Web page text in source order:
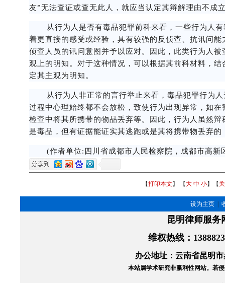
友”无法查证或查无此人，就应当认定其辩解理由不成
从行为人是否有毒品犯罪前科来看，一些行为人
着更直接的感受或经验，具有较强的反侦查、抗讯问
侦查人员的讯问意图并予以应对。因此，此类行为人
观上的明知。对于这种情况，可以根据其前科材料，
定其主观为明知。
从行为人非正常的言行举止来看，毒品犯罪行为
过程中心理始终都不会放松，致使行为出现异常，如
检查中将其所携带的物品丢弃等。因此，行为人虽然
是毒品，但有证据能证实其逃跑或是其将携带物丢弃
(作者单位:四川省成都市人民检察院，成都市高新
【打印本文 】 【大 中 小】【
设为主页
昆明律师服
维权热线 ：
办公地址：云南省昆明
本站属学术研究非赢利性网站。 若